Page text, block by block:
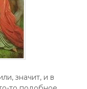
значит, и в